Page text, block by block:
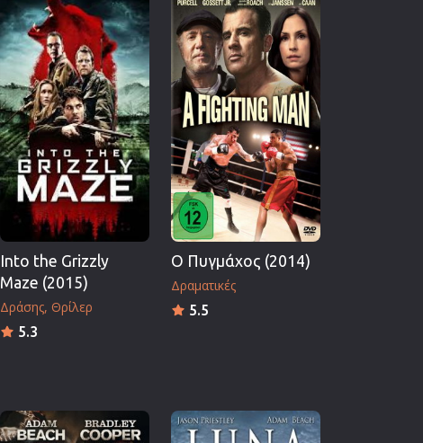
Into the Grizzly
Maze (2015)
Δράσης Θρίλερ
5.3
Ο Πυγμάχος (2014)
Δραματικές
5.5